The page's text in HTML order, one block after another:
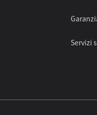
Servizi